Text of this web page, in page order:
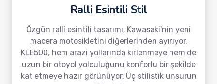
Ralli Esintili Stil
Özgün ralli esintili tasarımı, Kawasaki'nin yeni
macera motosikletini diğerlerinden ayırıyor.
KLE500, hem arazi yollarında kirlenmeye hem de
uzun bir otoyol yolculuğunu konforlu bir şekilde
kat etmeye hazır görünüyor. Üç stilistik unsurun